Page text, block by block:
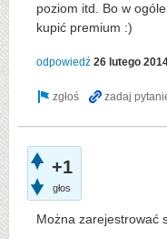
poziom itd. Bo w
kupić premium :)
odpowiedź 26 lutego
+1
głos
Można zarejestrować